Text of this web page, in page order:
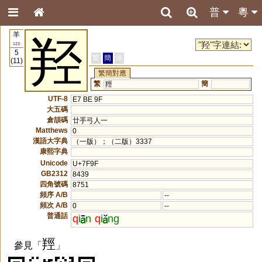
粵
普
羊
123
5
(11)
羟 繁 簡
港
繁簡對應
繁 羥
簡
UTF-8
E7 BE 9F
大五碼
倉頡碼 廿手弓人一
Matthews
0
漢語大字典
（一版）；（二版）3337
康熙字典
Unicode
U+7F9F
GB2312
8439
四角號碼 8751
頻序 A/B
--
頻次 A/B
0
--
普通話 qi n qi ng
參見「羥 」